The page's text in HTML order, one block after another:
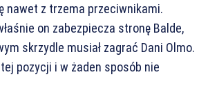
nawet z trzema przeciwnikami.
on zabezpiecza stronę Balde,
skrzydle musiał zagrać Dani Olmo.
pozycji i w żaden sposób nie